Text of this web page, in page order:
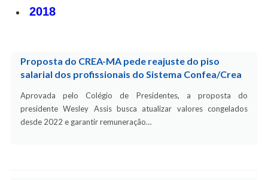
2018
Proposta do CREA-MA pede reajuste do piso
salarial dos profissionais do Sistema Confea/Crea
Aprovada pelo Colégio de Presidentes, a proposta do
presidente Wesley Assis busca atualizar valores congelados
desde 2022 e garantir remuneração…